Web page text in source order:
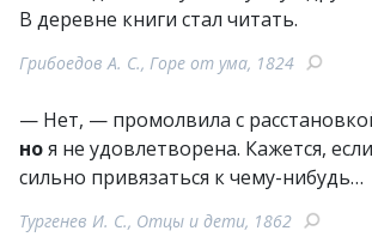
В деревне книги стал читать.
Грибоедов А. С., Горе от ума, 1824
— Нет, — промолвила с
ноя не удовлетворена. Кажется,
сильно привязаться к чему-нибудь…
Тургенев И. С., Отцы и дети, 1862